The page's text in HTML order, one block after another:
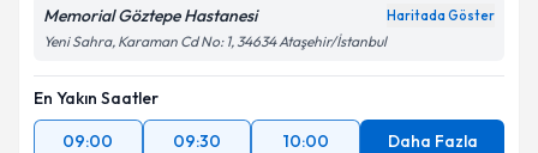
Kişisel verilerimin işlenmesine ilişkinAydınlatma
Metni'ni okudum ve kişisel verilerimin belirtilen
kapsamda işlenmesini kabul ediyorum.
Memorial Göztepe Hastanesi Haritada Göster
Yeni Sahra, Karaman Cd No: 1, 34634 Ataşehir/İstanbul
En Yakın Saatler
09:00
09:30 10:00 Daha Fazla